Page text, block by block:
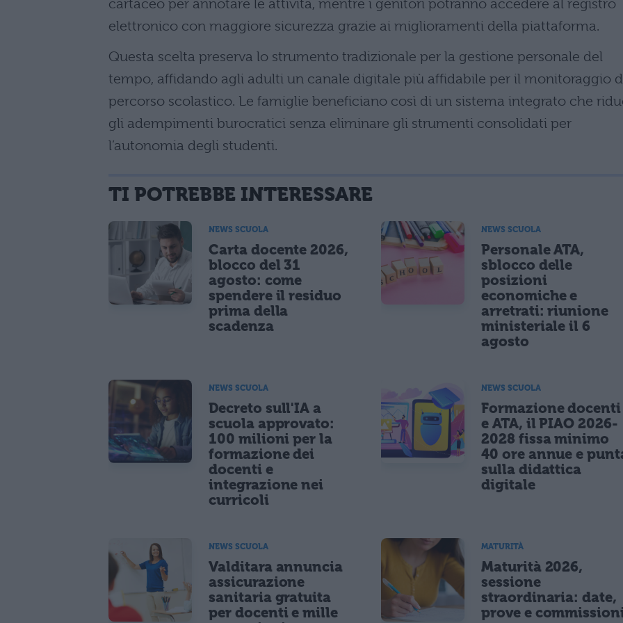
cartaceo per annotare le attività, mentre i genitori potranno accedere al registro
elettronico con maggiore sicurezza grazie ai miglioramenti della piattaforma.
Questa scelta preserva lo strumento tradizionale per la gestione personale del
tempo, affidando agli adulti un canale digitale più affidabile per il monitoraggio
percorso scolastico. Le famiglie beneficiano così di un sistema integrato che
gli adempimenti burocratici senza eliminare gli strumenti consolidati per
l’autonomia degli studenti.
TI POTREBBE INTERESSARE
NEWS SCUOLA
Carta docente 2026,
blocco del 31
agosto: come
spendere il residuo
prima della
scadenza
NEWS SCUOLA
Personale ATA,
sblocco delle
posizioni
economiche e
arretrati: riunione
ministeriale il 6
agosto
NEWS SCUOLA
Decreto sull'IA a
scuola approvato:
100 milioni per la
formazione dei
docenti e
integrazione nei
curricoli
NEWS SCUOLA
Formazione docenti
e ATA, il PIAO 2026-
2028 fissa minimo
40 ore annue e
sulla didattica
digitale
NEWS SCUOLA
Valditara annuncia
assicurazione
sanitaria gratuita
per docenti e mille
MATURITÀ
Maturità 2026,
sessione
straordinaria: date,
prove e